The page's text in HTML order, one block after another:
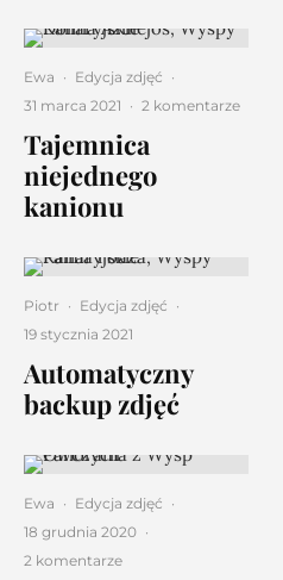
Ewa · Edycja zdjęć ·
31 marca 2021 · 2 komentarze
Tajemnica
niejednego
kanionu
Piotr · Edycja zdjęć ·
19 stycznia 2021
Automatyczny
backup zdjęć
Ewa · Edycja zdjęć ·
18 grudnia 2020 ·
2 komentarze